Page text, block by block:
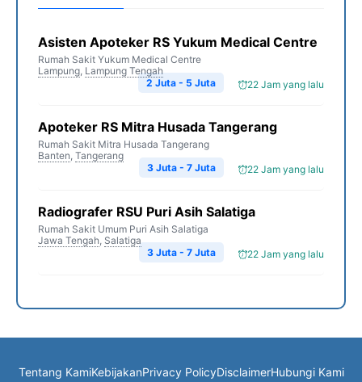
Asisten Apoteker RS Yukum Medical Centre
Rumah Sakit Yukum Medical Centre
Lampung, Lampung Tengah
22 Jam yang lalu
2 Juta - 5 Juta
Apoteker RS Mitra Husada Tangerang
Rumah Sakit Mitra Husada Tangerang
Banten, Tangerang
22 Jam yang lalu
3 Juta - 7 Juta
Radiografer RSU Puri Asih Salatiga
Rumah Sakit Umum Puri Asih Salatiga
Jawa Tengah, Salatiga
22 Jam yang lalu
3 Juta - 7 Juta
Tentang KamiKebijakanPrivacy PolicyDisclaimerHubungi Kami